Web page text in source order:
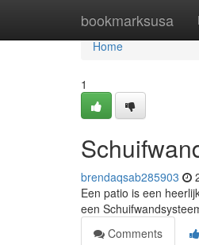
bookmarksusa
Home
Home
1
brendaqsab285903
Een patio is een
een
Comments